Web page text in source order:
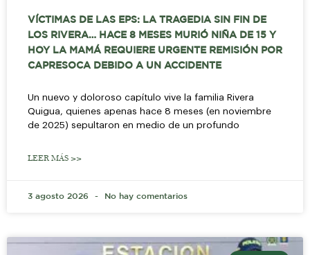
VÍCTIMAS DE LAS EPS: LA TRAGEDIA SIN FIN DE
LOS RIVERA… HACE 8 MESES MURIÓ NIÑA DE 15 Y
HOY LA MAMÁ REQUIERE URGENTE REMISIÓN POR
CAPRESOCA DEBIDO A UN ACCIDENTE
Un nuevo y doloroso capítulo vive la familia Rivera
Quigua, quienes apenas hace 8 meses (en noviembre
de 2025) sepultaron en medio de un profundo
LEER MÁS >>
3 agosto 2026 No hay comentarios